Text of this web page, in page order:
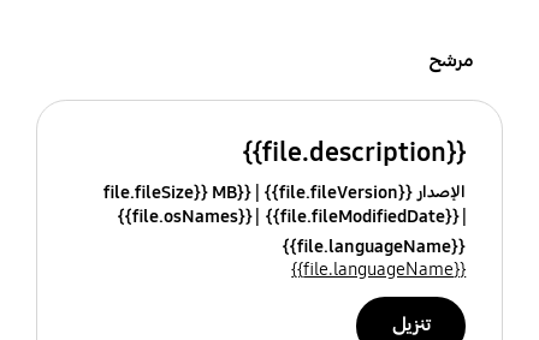
مرشح
{{file.description}}
الإصدار {{file.fileVersion}}
{{file.fileSize}} MB
{{file.fileModifiedDate}}
{{file.osNames}}
{{file.languageName}}
{{file.languageName}}
تنزيل